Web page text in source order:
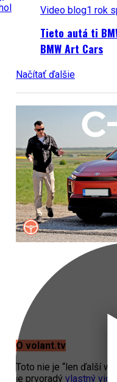
Video blog1 rok
Tieto autá ti
BMW Art Cars
Načítať ďalšie
O volant.tv
Toto nie je “len ďalší
je prvoradý vlastný